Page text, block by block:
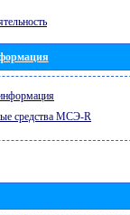
средства МСЭ-R